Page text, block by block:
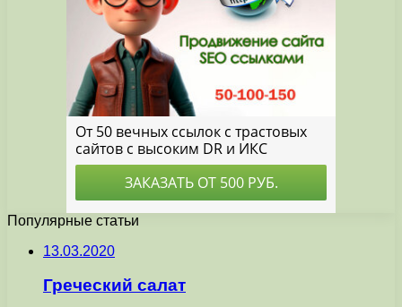
Популярные статьи
13.03.2020
Греческий салат